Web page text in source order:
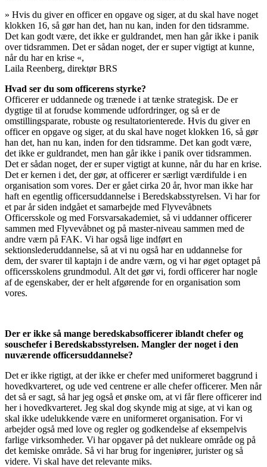
» Hvis du giver en officer en opgave og siger, at du skal have noget
klokken 16, så gør han det, han nu kan, inden for den tidsramme.
Det kan godt være, det ikke er guldrandet, men han går ikke i panik
over tidsrammen. Det er sådan noget, der er super vigtigt at kunne,
når du har en krise «,
Laila Reenberg, direktør BRS
Hvad ser du som officerens styrke?
Officerer er uddannede og trænede i at tænke strategisk. De er
dygtige til at forudse kommende udfordringer, og så er de
omstillingsparate, robuste og resultatorienterede. Hvis du giver en
officer en opgave og siger, at du skal have noget klokken 16, så gør
han det, han nu kan, inden for den tidsramme. Det kan godt være,
det ikke er guldrandet, men han går ikke i panik over tidsrammen.
Det er sådan noget, der er super vigtigt at kunne, når du har en krise.
Det er kernen i det, der gør, at officerer er særligt værdifulde i en
organisation som vores. Der er gået cirka 20 år, hvor man ikke har
haft en egentlig officersuddannelse i Beredskabsstyrelsen. Vi har for
et par år siden indgået et samarbejde med Flyvevåbnets
Officersskole og med Forsvarsakademiet, så vi uddanner officerer
sammen med Flyvevåbnet og på master-niveau sammen med de
andre værn på FAK. Vi har også lige indført en
sektionslederuddannelse, så at vi nu også har en uddannelse for
dem, der svarer til kaptajn i de andre værn, og vi har øget optaget på
officersskolens grundmodul. Alt det gør vi, fordi officerer har nogle
af de egenskaber, der er helt afgørende for en organisation som
vores.
Der er ikke så mange beredskabsofficerer iblandt chefer og
souschefer i Beredskabsstyrelsen. Mangler der noget i den
nuværende officersuddannelse?
Det er ikke rigtigt, at der ikke er chefer med uniformeret baggrund i
hovedkvarteret, og ude ved centrene er alle chefer officerer. Men når
det så er sagt, så har jeg også et ønske om, at vi får flere officerer ind
her i hovedkvarteret. Jeg skal dog skynde mig at sige, at vi kan og
skal ikke udelukkende være en uniformeret organisation. For vi
arbejder også med love og regler og godkendelse af eksempelvis
farlige virksomheder. Vi har opgaver på det nukleare område og på
det kemiske område. Så vi har brug for ingeniører, jurister og så
videre. Vi skal have det relevante miks.